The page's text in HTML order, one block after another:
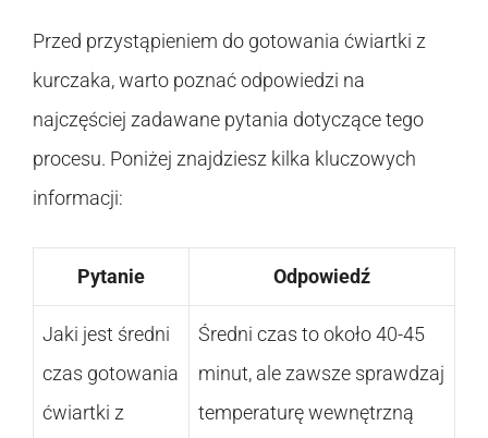
Przed przystąpieniem do gotowania ćwiartki z
kurczaka, warto poznać odpowiedzi na
najczęściej zadawane pytania dotyczące tego
procesu. Poniżej znajdziesz kilka kluczowych
informacji:
Pytanie Odpowiedź
Jaki jest średni
czas gotowania
ćwiartki z
Średni czas to około 40-45
minut, ale zawsze sprawdzaj
temperaturę wewnętrzną